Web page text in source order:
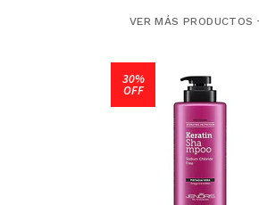
VER MÁS PRODUCTOS
30%
OFF